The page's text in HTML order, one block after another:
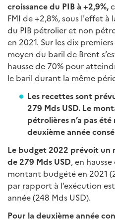
croissance du PIB à +2,9%,
FMI de +2,8%, sous l'effet
du PIB pétrolier et non
en 2021. Sur les dix
moyen du baril de Brent
hausse de 70% pour
le baril durant la même
Les recettes sont
279 Mds USD. Le
pétrolières n’a pas
deuxième année
Le budget 2022 prévoit
de 279 Mds USD, en
montant budgété en 2021
par rapport à l’exécution
année (248 Mds USD).
Pour la deuxième année